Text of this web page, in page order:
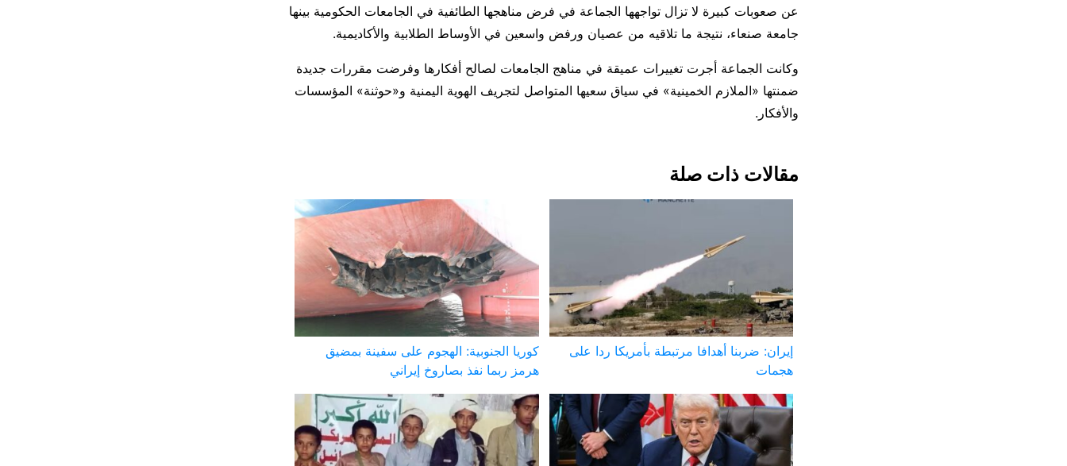
عن صعوبات كبيرة لا تزال تواجهها الجماعة في فرض مناهجها الطائفية في الجامعات الحكومية بينها
جامعة صنعاء، نتيجة ما تلاقيه من عصيان ورفض واسعين في الأوساط الطلابية والأكاديمية.
وكانت الجماعة أجرت تغييرات عميقة في مناهج الجامعات لصالح أفكارها وفرضت مقررات جديدة
ضمنتها «الملازم الخمينية» في سياق سعيها المتواصل لتجريف الهوية اليمنية و«حوثنة» المؤسسات
والأفكار.
مقالات ذات صلة
إيران: ضربنا أهدافا مرتبطة بأمريكا ردا على
هجمات
كوريا الجنوبية: الهجوم على سفينة بمضيق
هرمز ربما نفذ بصاروخ إيراني